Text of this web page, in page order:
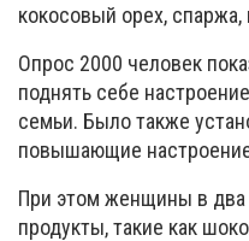
кокосовый орех,
Опрос 2000 человек
поднять себе
семьи. Было также
повышающие
При этом женщины в два
продукты, такие как